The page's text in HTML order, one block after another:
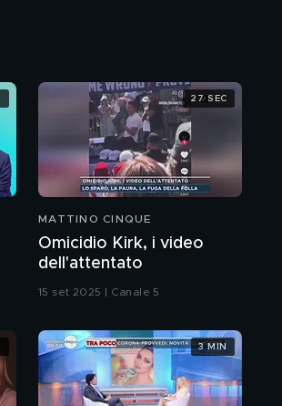
GF15: i momenti
toccanti
GF15, la notte
MATTINO CINQUE
Omicidio Kirk, i video
dell'attentato
15 set 2025 | Canale 5
27 SEC
3 MIN